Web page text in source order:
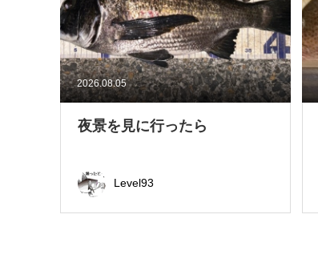
2026.08.05
夜景を見に行ったら
Level93